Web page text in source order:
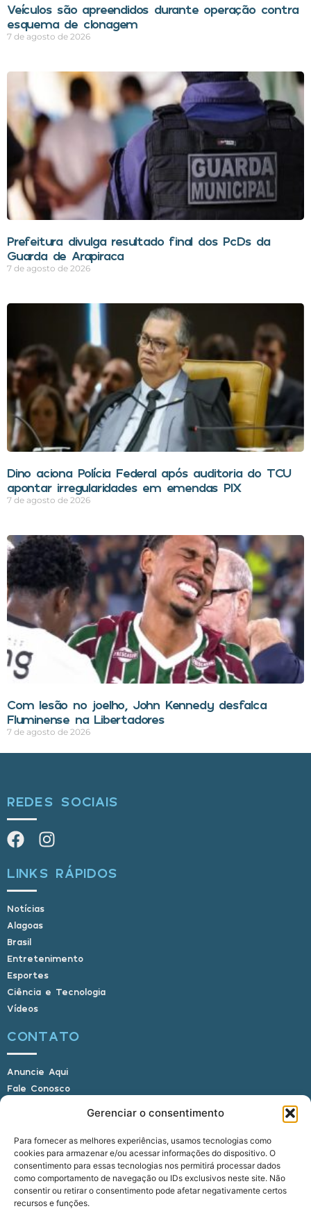
Gerenciar o consentimento
Para fornecer as melhores experiências, usamos tecnologias como
cookies para armazenar e/ou acessar informações do dispositivo. O
consentimento para essas tecnologias nos permitirá processar dados
como comportamento de navegação ou IDs exclusivos neste site. Não
consentir ou retirar o consentimento pode afetar negativamente certos
recursos e funções.
Veículos são apreendidos durante operação contra
esquema de clonagem
7 de agosto de 2026
Prefeitura divulga resultado final dos PcDs da
Guarda de Arapiraca
7 de agosto de 2026
Dino aciona Polícia Federal após auditoria do TCU
apontar irregularidades em emendas PIX
7 de agosto de 2026
Com lesão no joelho, John Kennedy desfalca
Fluminense na Libertadores
7 de agosto de 2026
REDES SOCIAIS
LINKS RÁPIDOS
Notícias
Alagoas
Brasil
Entretenimento
Esportes
Ciência e Tecnologia
Vídeos
CONTATO
Anuncie Aqui
Fale Conosco
E-mail: alagoasbrasilnoticias@gmail.com
Telefone: (82) 9 9691-0391 (Whatsapp)
Responsável Técnico: Crysthyan Carlos
Rua do Sau - Centro - Anadia - AL - CEP: